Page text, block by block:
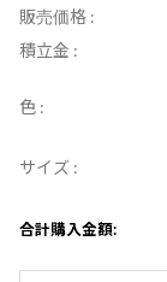
販売価格 :
積立金 :
色 :
サイズ :
合計購入金額: